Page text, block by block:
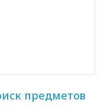
предметов